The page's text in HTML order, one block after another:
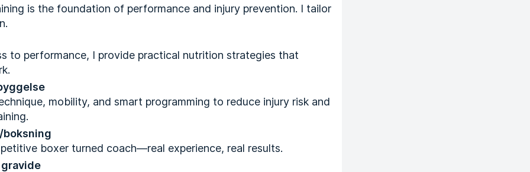
is the foundation of performance and injury prevention. I tailor
to performance, I provide practical nutrition strategies that
mobility, and smart programming to reduce injury risk and
boxer turned coach—real experience, real results.